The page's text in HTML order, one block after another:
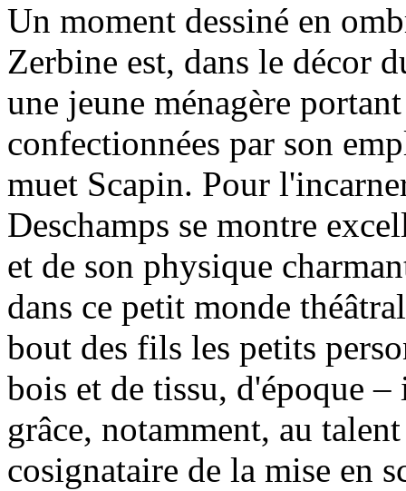
Un moment dessiné en
Zerbine est, dans le décor
une jeune ménagère
confectionnées par son
muet Scapin. Pour
Deschamps se montre
et de son physique
dans ce petit monde
bout des fils les petits
bois et de tissu, d'époque
grâce, notamment, au
cosignataire de la mise en